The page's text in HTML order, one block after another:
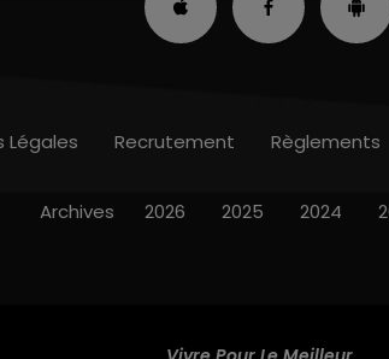
Légales Recrutement Règlements
Archives 2026 2025 2024